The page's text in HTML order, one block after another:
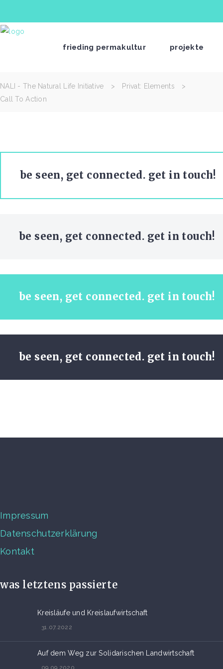
frieding permakultur projekte
NALI - The Natural Life Initiative > Privat: Elements
>
Call To Action
be seen, get connected. get in touch!
be seen, get connected. get in touch!
be seen, get connected. get in touch!
be seen, get connected. get in touch!
Impressum
Datenschutzerklärung
Kontakt
was letztens passierte
Kreisläufe und Kreislaufwirtschaft
31.07.2022
Auf dem Weg zur Solidarischen Landwirtschaft
09.09.2020